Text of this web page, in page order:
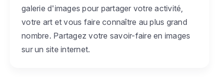
galerie d'images pour partager votre activité,
votre art et vous faire connaître au plus grand
nombre. Partagez votre savoir-faire en images
sur un site internet.